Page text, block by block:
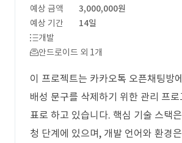
예상 금액
3,000,000원
예상 기간
14일
개발
안드로이드 외 1개
이 프로젝트는 카카오톡 오픈채팅방
배성 문구를 삭제하기 위한 관리 프
표로 하고 있습니다. 핵심 기술 스택
청 단계에 있으며, 개발 언어와 환경